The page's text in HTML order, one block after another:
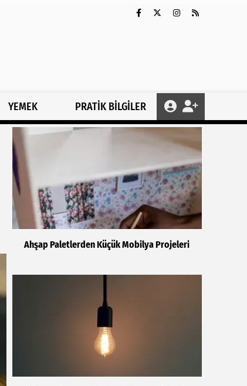
YEMEK PRATİK BİLGİLER
Ahşap Paletlerden Küçük Mobilya Projeleri